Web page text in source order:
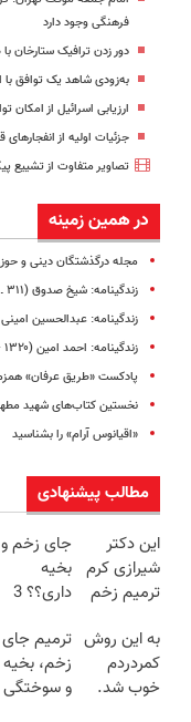
فرهنگی وجود دارد
دور زدن ترافیک ستارخان
به‌زودی شاهد یک توافق با
ارزیابی اسرائیل از امکان
جزئیات اولیه از
تصاویر متفاوت از تشییع
در همین زمینه
مجله درگذشتگان دینی و
زندگینامه: شیخ صدوق (۳۱۱ ـ ۳۸۱هـ.ق)
زندگینامه: عبدالحسین امینی (۱۲۸۱ -
زندگینامه: احمد امین (۱۳۲۰ - ۱۳۹۰ق)
پادکست «طریق عرفان»
نخستین کتاب‌های شهید
«اقیانوس آرام» را بشناسید
مطالب پیشنهادی
این دکتر
شیرازی کرم
ترمیم زخم
ساخت!!!
جای زخم و
بخیه
داری؟؟ 3
محوش کن! به این روش
کمردردم
خوب شد.
ترمیم جای
زخم، بخیه
و سوختگی